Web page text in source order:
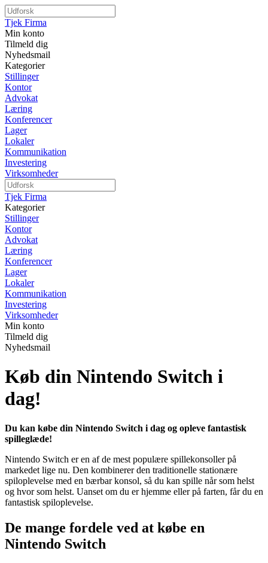
Tjek Firma
Min konto
Tilmeld dig
Nyhedsmail
Kategorier
Stillinger
Kontor
Advokat
Læring
Konferencer
Lager
Lokaler
Kommunikation
Investering
Virksomheder
Tjek Firma
Kategorier
Stillinger
Kontor
Advokat
Læring
Konferencer
Lager
Lokaler
Kommunikation
Investering
Virksomheder
Min konto
Tilmeld dig
Nyhedsmail
Køb din Nintendo Switch i
dag!
Du kan købe din Nintendo Switch i dag og opleve fantastisk
spilleglæde!
Nintendo Switch er en af de mest populære spillekonsoller på
markedet lige nu. Den kombinerer den traditionelle stationære
spiloplevelse med en bærbar konsol, så du kan spille når som helst
og hvor som helst. Uanset om du er hjemme eller på farten, får du en
fantastisk spiloplevelse.
De mange fordele ved at købe en
Nintendo Switch